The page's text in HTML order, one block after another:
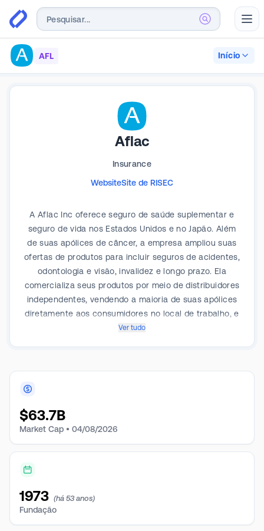
AFL Início
Aflac
Insurance
WebsiteSite de RISEC
A Aflac Inc oferece seguro de saúde suplementar e
seguro de vida nos Estados Unidos e no Japão. Além
de suas apólices de câncer, a empresa ampliou suas
ofertas de produtos para incluir seguros de acidentes,
odontologia e visão, invalidez e longo prazo. Ela
comercializa seus produtos por meio de distribuidores
independentes, vendendo a maioria de suas apólices
diretamente aos consumidores no local de trabalho, e
alcança clientes fora do local de trabalho por meio
receita, e Aflac U.S.
Ver tudo
$63.7B
Market Cap • 04/08/2026
1973 (há 53 anos)
Fundação